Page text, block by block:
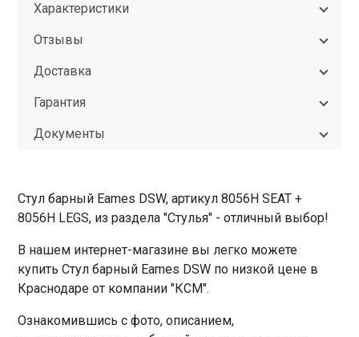
Характеристики
Отзывы
Доставка
Гарантия
Документы
Стул барный Eames DSW, артикул 8056H SEAT +
8056H LEGS, из раздела "Стулья" - отличный выбор!
В нашем интернет-магазине вы легко можете
купить Стул барный Eames DSW по низкой цене в
Краснодаре от компании "КСМ".
Ознакомившись с фото, описанием,